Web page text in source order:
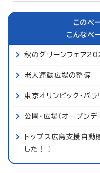
このペ
こんなペ
秋のグリーンフェア
老人運動広場の整備
東京オリンピック・パラ
公園・広場（オープンデ
トップス広島支援自
した！！